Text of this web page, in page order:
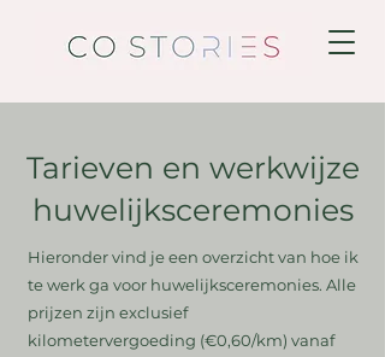
Tarieven en werkwijze
huwelijksceremonies
Hieronder vind je een overzicht van hoe ik
te werk ga voor huwelijksceremonies. Alle
prijzen zijn exclusief
kilometervergoeding (€0,60/km) vanaf